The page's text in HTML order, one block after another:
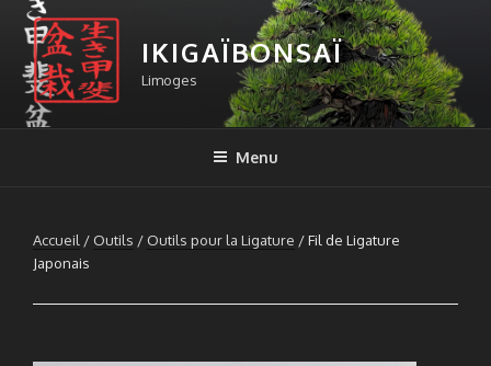
Aller
contenu
principal
IKIGAÏBONSAÏ
Limoges
Menu
Accueil / Outils / Outils pour la Ligature / Fil de Ligature
Japonais